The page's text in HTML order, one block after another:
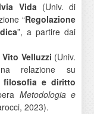
Vida(Univ. di
“Regolazione
”, a partire dai
Vito Velluzzi (Univ.
relazione su
filosofia e diritto
Metodologia e
2023).